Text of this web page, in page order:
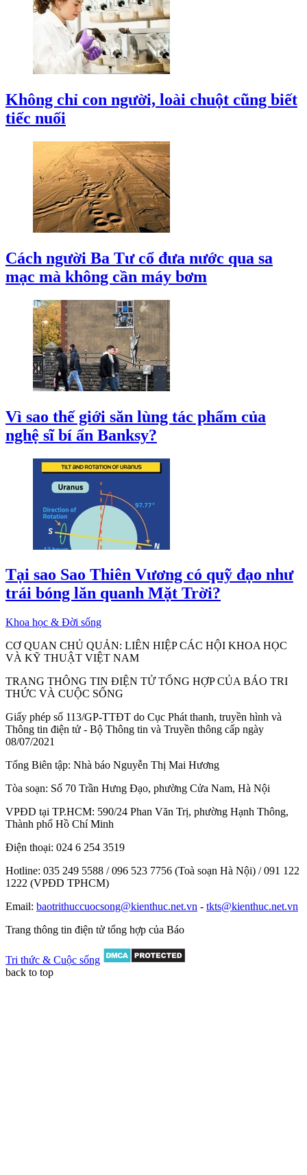
Không chỉ con người, loài chuột cũng biết
tiếc nuối
Cách người Ba Tư cổ đưa nước qua sa
mạc mà không cần máy bơm
Vì sao thế giới săn lùng tác phẩm của
nghệ sĩ bí ẩn Banksy?
Tại sao Sao Thiên Vương có quỹ đạo như
trái bóng lăn quanh Mặt Trời?
Khoa học & Đời sống
CƠ QUAN CHỦ QUẢN: LIÊN HIỆP CÁC HỘI KHOA HỌC
VÀ KỸ THUẬT VIỆT NAM
TRANG THÔNG TIN ĐIỆN TỬ TỔNG HỢP CỦA BÁO TRI
THỨC VÀ CUỘC SỐNG
Giấy phép số 113/GP-TTĐT do Cục Phát thanh, truyền hình và
Thông tin điện tử - Bộ Thông tin và Truyền thông cấp ngày
08/07/2021
Tổng Biên tập: Nhà báo Nguyễn Thị Mai Hương
Tòa soạn: Số 70 Trần Hưng Đạo, phường Cửa Nam, Hà Nội
VPĐD tại TP.HCM: 590/24 Phan Văn Trị, phường Hạnh Thông,
Thành phố Hồ Chí Minh
Điện thoại: 024 6 254 3519
Hotline: 035 249 5588 / 096 523 7756 (Toà soạn Hà Nội) / 091 122
1222 (VPĐD TPHCM)
Email: baotrithuccuocsong@kienthuc.net.vn - tkts@kienthuc.net.vn
Trang thông tin điện tử tổng hợp của Báo
Tri thức & Cuộc sống
back to top